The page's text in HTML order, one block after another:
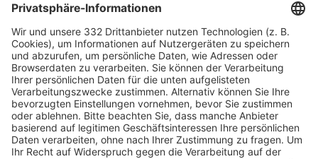
HÄUFIG BESUCHTE SEITEN
Pässe und Vereinswechsel
Trainerausbildung
Schulungsangebot Vereinsmitarbeiter
BFV-Geschäftsstellen
Trainerbörse